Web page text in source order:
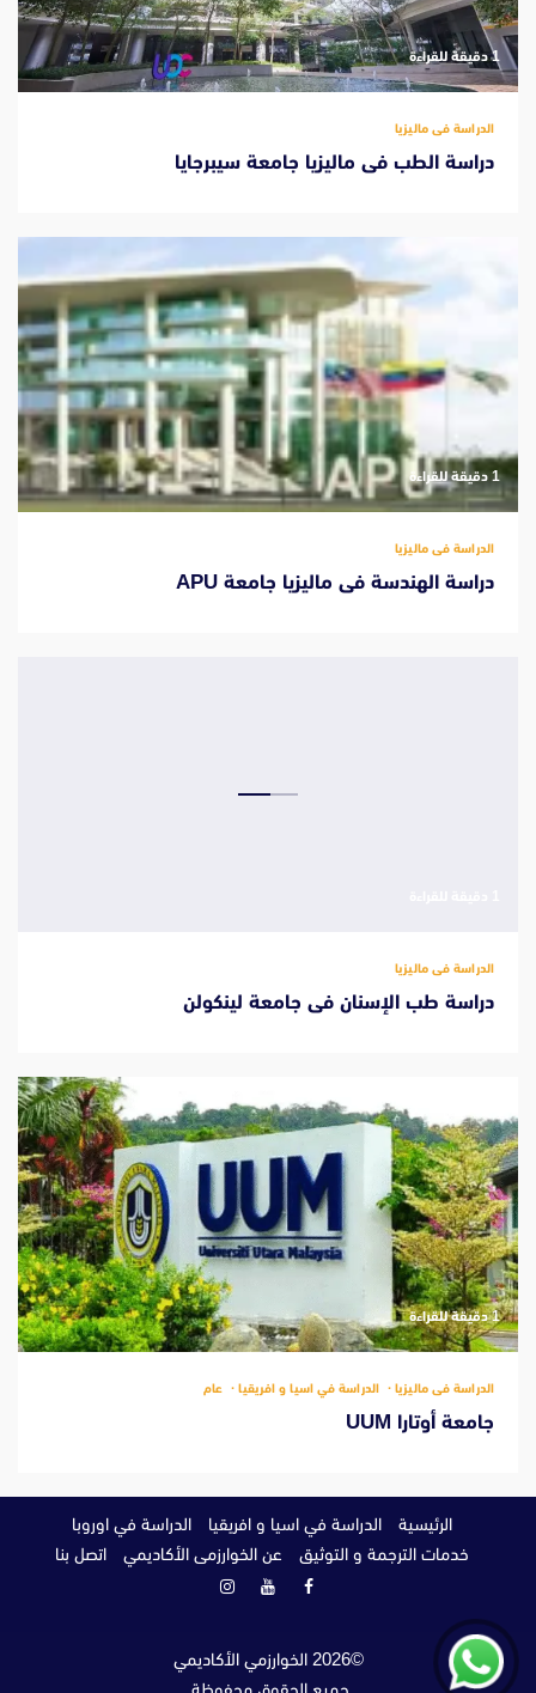
‫1 دقيقة للقراءة
الدراسة فى ماليزيا
دراسة الطب فى ماليزيا جامعة سيبرجايا
‫1 دقيقة للقراءة
الدراسة فى ماليزيا
دراسة الهندسة فى ماليزيا جامعة APU
الدراسة فى ماليزيا
دراسة طب الإسنان فى جامعة لينكولن
‫1 دقيقة للقراءة
الدراسة فى ماليزيا الدراسة في اسيا و افريقيا عام
جامعة أوتارا UUM
الرئيسية الدراسة في اسيا و افريقيا
الدراسة في اوروبا
خدمات الترجمة و التوثيق
عن الخوارزمى الأكاديمي اتصل بنا
فيسبوكيوتيوبانستغرام
©
2026 الخوارزمي الأكاديمي
جميع الحقوق محفوظة.